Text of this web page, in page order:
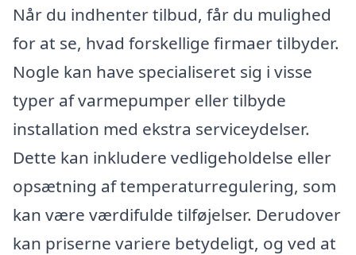
Når du indhenter tilbud, får du mulighed
for at se, hvad forskellige firmaer tilbyder.
Nogle kan have specialiseret sig i visse
typer af varmepumper eller tilbyde
installation med ekstra serviceydelser.
Dette kan inkludere vedligeholdelse eller
opsætning af temperaturregulering, som
kan være værdifulde tilføjelser. Derudover
kan priserne variere betydeligt, og ved at